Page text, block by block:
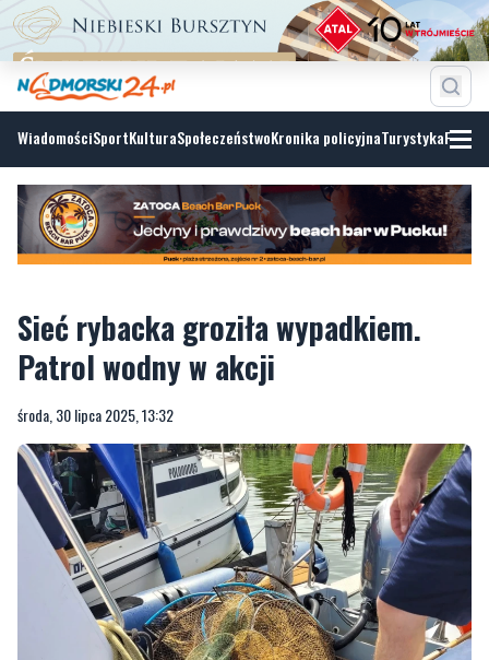
WiadomościSportKulturaSpołeczeństwoKronika policyjnaTurystyka
Sieć rybacka groziła wypadkiem.
Patrol wodny w akcji
środa, 30 lipca 2025, 13:32